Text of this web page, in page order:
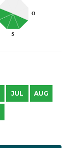
S
O
JUL AUG